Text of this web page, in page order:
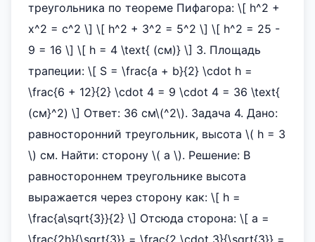
треугольника по теореме Пифагора: \[ h^2 +
x^2 = c^2 \] \[ h^2 + 3^2 = 5^2 \] \[ h^2 = 25 -
9 = 16 \] \[ h = 4 \text{ (см)} \] 3. Площадь
трапеции: \[ S = \frac{a + b}{2} \cdot h =
\frac{6 + 12}{2} \cdot 4 = 9 \cdot 4 = 36 \text{
(см}^2) \] Ответ: 36 см\(^2\). Задача 4. Дано:
равносторонний треугольник, высота \( h = 3
\) см. Найти: сторону \( a \). Решение: В
равностороннем треугольнике высота
выражается через сторону как: \[ h =
\frac{a\sqrt{3}}{2} \] Отсюда сторона: \[ a =
\frac{2h}{\sqrt{3}} = \frac{2 \cdot 3}{\sqrt{3}} =